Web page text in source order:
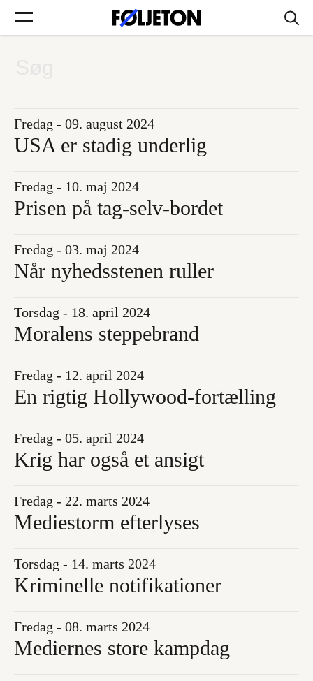
Føljetoner
Søg
Min side
Log ind
Fredag - 09. august 2024
USA er stadig underlig
Fredag - 10. maj 2024
Prisen på tag-selv-bordet
Fredag - 03. maj 2024
Når nyhedsstenen ruller
Torsdag - 18. april 2024
Moralens steppebrand
Fredag - 12. april 2024
En rigtig Hollywood-fortælling
Fredag - 05. april 2024
Krig har også et ansigt
Fredag - 22. marts 2024
Mediestorm efterlyses
Torsdag - 14. marts 2024
Kriminelle notifikationer
Fredag - 08. marts 2024
Mediernes store kampdag